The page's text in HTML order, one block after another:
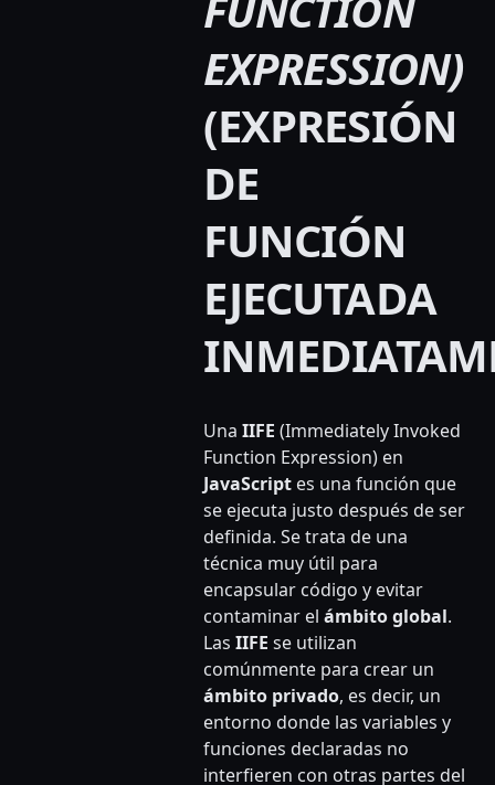
EXPRESSION)
(EXPRESIÓN
DE
FUNCIÓN
EJECUTADA
Una IIFE (Immediately Invoked
Function Expression) en
JavaScriptes una función que
se ejecuta justo después de ser
definida. Se trata de una
técnica muy útil para
encapsular código y evitar
contaminar el ámbito global.
Las IIFE se utilizan
comúnmente para crear un
ámbito privado, es decir, un
entorno donde las variables y
funciones declaradas no
interfieren con otras partes del